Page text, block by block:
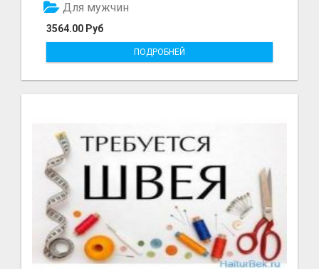
3564.00 Руб
Для мужчин
ПОДРОБНЕЙ